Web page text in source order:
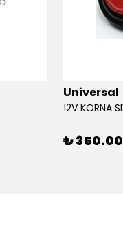
Universal
₺ 350.00